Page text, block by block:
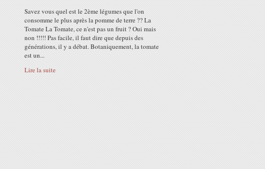
Savez vous quel est le 2ème légumes que l'on
consomme le plus après la pomme de terre ?? La
Tomate La Tomate, ce n'est pas un fruit ? Oui mais
non !!!!! Pas facile, il faut dire que depuis des
générations, il y a débat. Botaniquement, la tomate
est un...
Lire la suite